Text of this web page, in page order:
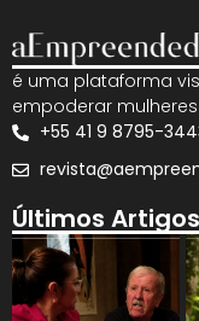
é uma plataforma
empoderar
+55 41 9 8795-
Últimos Artigos